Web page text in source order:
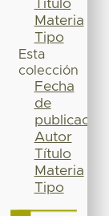
Título
Materia
Tipo
Esta
colección
Fecha
de
publicación
Autor
Título
Materia
Tipo